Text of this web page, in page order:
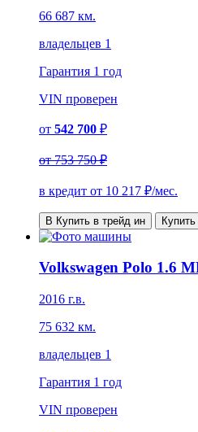
66 687 км.
владельцев 1
Гарантия 1 год
VIN проверен
от 542 700 ₽
от753 750 ₽
в кредит от 10 217 ₽/мес.
В Купить в трейд ин
Volkswagen Polo 1.6
2016 г.в.
75 632 км.
владельцев 1
Гарантия 1 год
VIN проверен